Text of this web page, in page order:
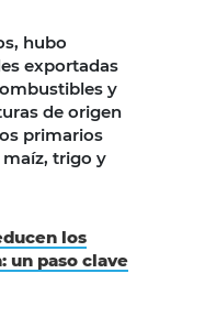
hubo
exportadas
y
de origen
primarios
trigo y
los
un paso clave